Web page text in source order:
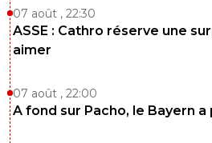
07 août , 22:30
ASSE : Cathro réserve une
aimer
07 août , 22:00
A fond sur Pacho, le Bayern a